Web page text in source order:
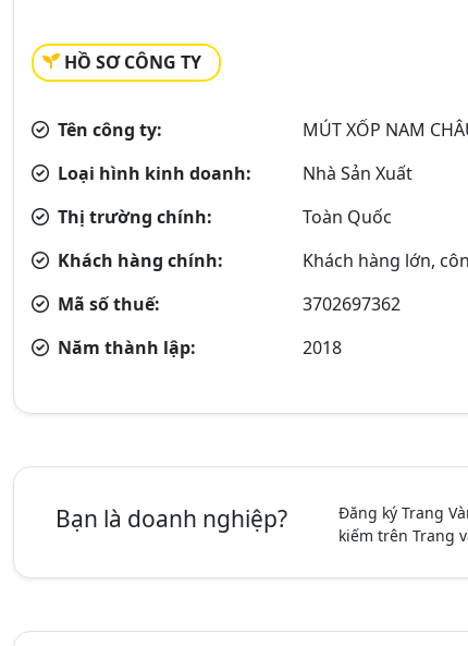
HỒ SƠ CÔNG TY
Tên công ty:
MÚT XỐP NAM
Loại hình kinh doanh:
Nhà Sản Xuất
Thị trường chính:
Toàn Quốc
Khách hàng chính:
Khách hàng lớn,
Mã số thuế:
3702697362
Năm thành lập:
2018
Bạn là doanh nghiệp?
Đăng ký Trang
kiếm trên Trang